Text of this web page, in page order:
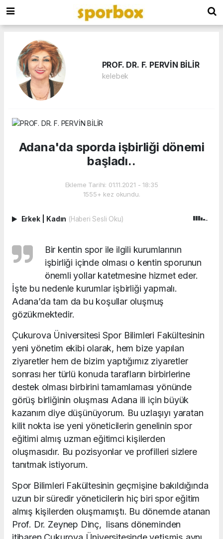
PROF. DR. F. PERVİN BİLİR
kelebek
Adana'da sporda işbirliği dönemi
başladı..
Ekleme Tarihi: 01.11.2021 - 18:35
1555+ kez okundu.
Erkek Kadın (Haberi Sesli Oku)
Bir kentin spor ile ilgili kurumlarının
işbirliği içinde olması o kentin sporunun
önemli yollar katetmesine hizmet eder.
İşte bu nedenle kurumlar işbirliği yapmalı.
Adana’da tam da bu koşullar oluşmuş
gözükmektedir.
Çukurova Üniversitesi Spor Bilimleri Fakültesinin
yeni yönetim ekibi olarak, hem bize yapılan
ziyaretler hem de bizim yaptığımız ziyaretler
sonrası her türlü konuda tarafların birbirlerine
destek olması birbirini tamamlaması yönünde
görüş birliğinin oluşması Adana ili için büyük
kazanım diye düşünüyorum. Bu uzlaşıyı yaratan
kilit nokta ise yeni yöneticilerin genelinin spor
eğitimi almış uzman eğitimci kişilerden
oluşmasıdır. Bu pozisyonlar ve profilleri sizlere
tanıtmak istiyorum.
Spor Bilimleri Fakültesinin geçmişine bakıldığında
uzun bir süredir yöneticilerin hiç biri spor eğitim
almış kişilerden oluşmamıştı. Bu dönemde atanan
Prof. Dr. Zeynep Dinç, lisans döneminden